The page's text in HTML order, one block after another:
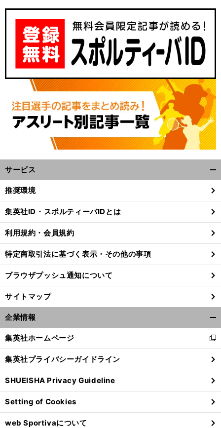
へ
サービス
閉
る
推奨環境
集英社ID・スポルティーバIDとは
利用規約・会員規約
特定商取引法に基づく表示・その他の事項
ブラウザプッシュ通知について
サイトマップ
企業情報
閉
る
集英社ホームページ
新
し
い
ウ
ィ
ン
ド
ウ
で
集英社プライバシーガイドライン
SHUEISHA Privacy Guideline
Setting of Cookies
web Sportivaについて